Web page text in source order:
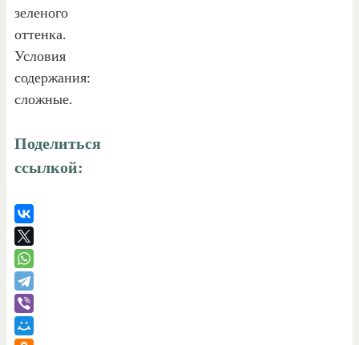
зеленого
оттенка.
Условия
содержания:
сложные.
Поделиться
ссылкой: